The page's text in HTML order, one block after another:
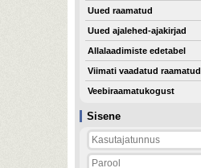
Sisene
Uued raamatud
Uued ajalehed-ajakirjad
Allalaadimiste edetabel
Viimati vaadatud raamatud
Veebiraamatukogust